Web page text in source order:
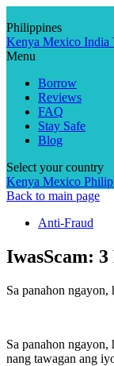
to
content
Philippines
Kenya Mexico India
Menu
Borrow
Reviews
FAQ
Stay Safe
Blog
Select your country
Kenya Mexico
Back to main page
Anti-Fraud
IwasScam:
Sa panahon
Sa panahon
nang tawagan ang